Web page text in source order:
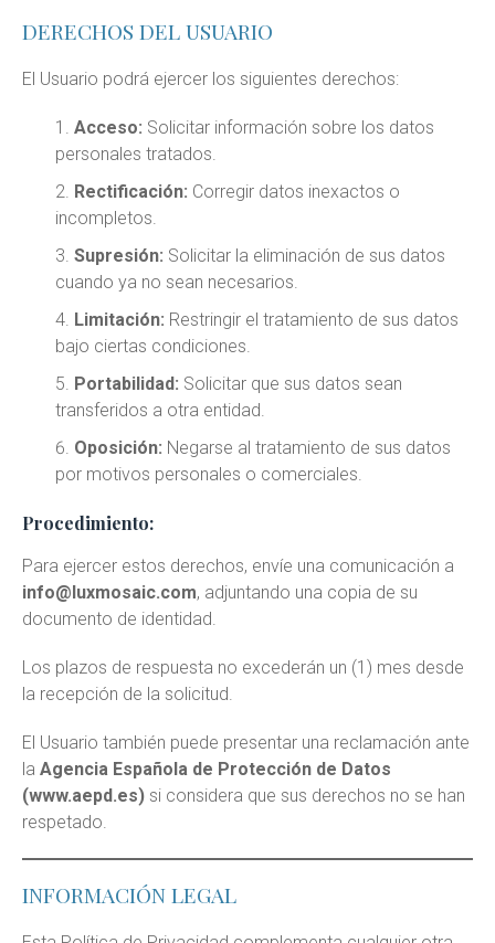
DERECHOS DEL USUARIO
El Usuario podrá ejercer los siguientes derechos:
Acceso: Solicitar información sobre los datos
personales tratados.
Rectificación: Corregir datos inexactos o
incompletos.
Supresión: Solicitar la eliminación de sus datos
cuando ya no sean necesarios.
Limitación: Restringir el tratamiento de sus datos
bajo ciertas condiciones.
Portabilidad: Solicitar que sus datos sean
transferidos a otra entidad.
Oposición: Negarse al tratamiento de sus datos
por motivos personales o comerciales.
Procedimiento:
Para ejercer estos derechos, envíe una comunicación a
info@luxmosaic.com, adjuntando una copia de su
documento de identidad.
Los plazos de respuesta no excederán un (1) mes desde
la recepción de la solicitud.
El Usuario también puede presentar una reclamación ante
la Agencia Española de Protección de Datos
(www.aepd.es) si considera que sus derechos no se han
respetado.
INFORMACIÓN LEGAL